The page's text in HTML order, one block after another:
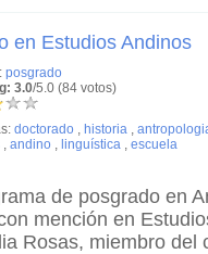
en Estudios Andinos
posgrado
3.0/5.0 (84 votos)
doctorado , historia ,
, andino , linguística , escuela
de posgrado en
mención en
Rosas, miembro del